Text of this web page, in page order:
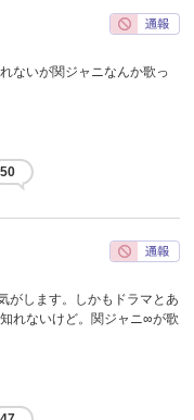
ないが関ジャニなんか歌っ
50
がします。しかもドラマとあ
れないけど。関ジャニ∞が歌